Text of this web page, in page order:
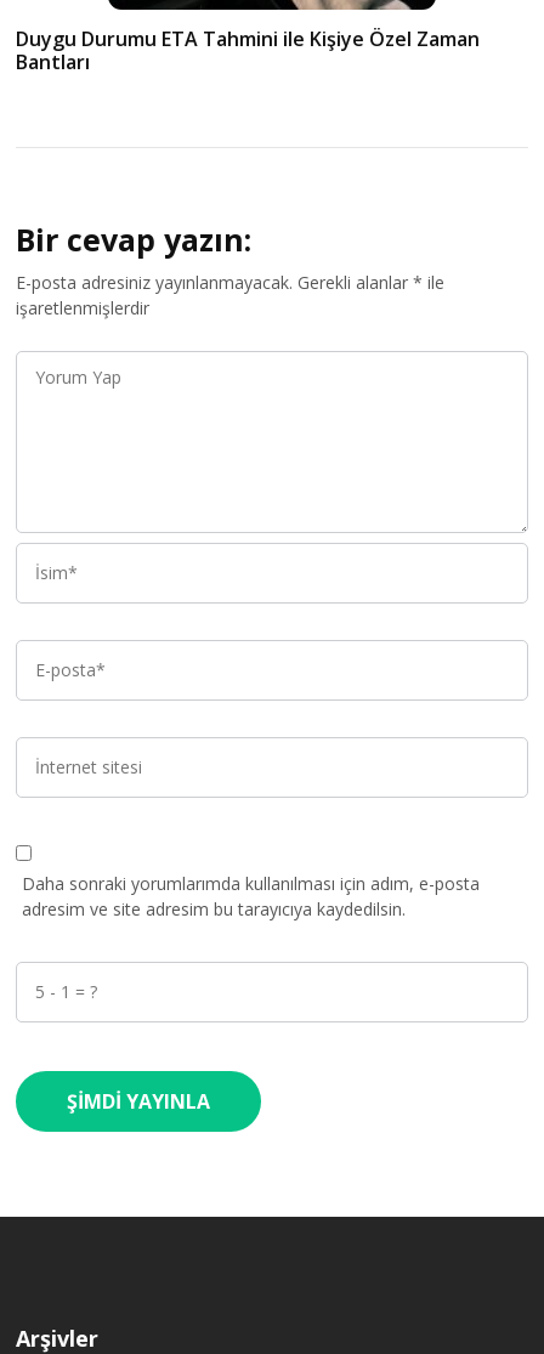
Duygu Durumu ETA Tahmini ile Kişiye Özel Zaman
Bantları
Bir cevap yazın:
E-posta adresiniz yayınlanmayacak. Gerekli alanlar* ile
işaretlenmişlerdir
Daha sonraki yorumlarımda kullanılması için adım, e-posta
adresim ve site adresim bu tarayıcıya kaydedilsin.
Arşivler